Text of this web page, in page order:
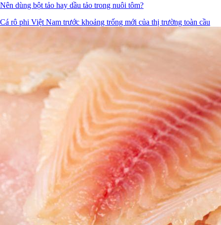
Nên dùng bột tảo hay dầu tảo trong nuôi tôm?
Cá rô phi Việt Nam trước khoảng trống mới của thị trường toàn cầu